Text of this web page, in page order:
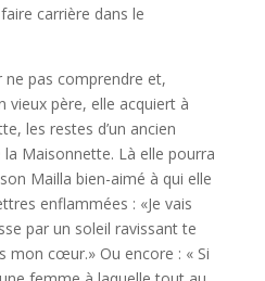
carrière dans le
pas comprendre et,
vieux père, elle acquiert à
les restes d’un ancien
la Maisonnette. Là elle pourra
Mailla bien-aimé à qui elle
enflammées : «Je vais
par un soleil ravissant te
mon cœur.» Ou encore : « Si